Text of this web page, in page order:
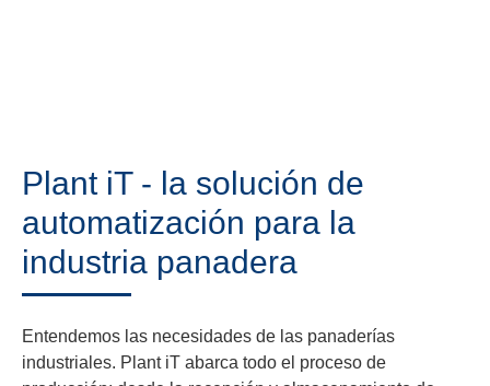
Plant iT - la solución de
automatización para la
industria panadera
Entendemos las necesidades de las panaderías
industriales. Plant iT abarca todo el proceso de